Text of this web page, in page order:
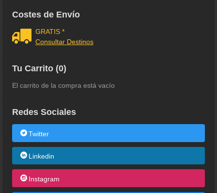
Costes de Envío
GRATIS *
Consultar Destinos
Tu Carrito (0)
El carrito de la compra está vacío
Redes Sociales
Twitter
Linkedin
Instagram